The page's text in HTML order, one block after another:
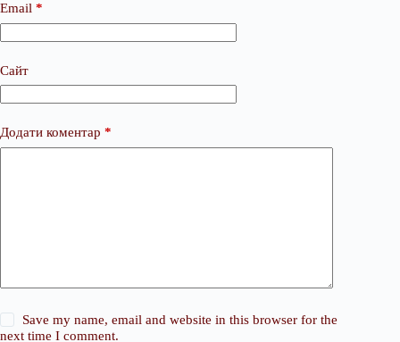
Email *
Сайт
Додати коментар *
Save my name, email and website in this browser for the
next time I comment.